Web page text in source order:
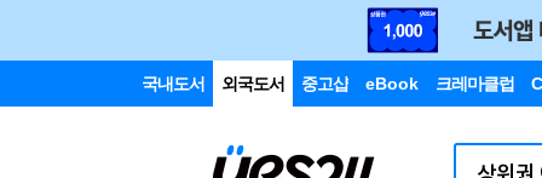
국내도서 외국도서 중고샵 eBook 크레마클럽